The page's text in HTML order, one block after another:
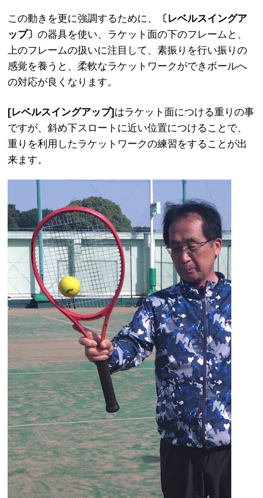
この動きを更に強調するために、
〔レベルスイングア
ップ〕の器具を使い、ラケット面の下のフレームと、
上のフレームの扱いに注目して、素振りを行い振りの
感覚を養うと、柔軟なラケットワークができボールへ
の対応が良くなります。
[レベルスイングアップ]はラケット面につける重りの事
ですが、斜め下スロートに近い位置につけることで、
重りを利用したラケットワークの練習をすることが出
来ます。